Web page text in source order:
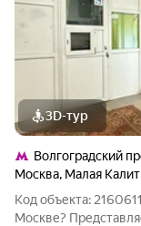
3D-тур
Волгоградский
Москва, Малая
Код объекта:
Москве?